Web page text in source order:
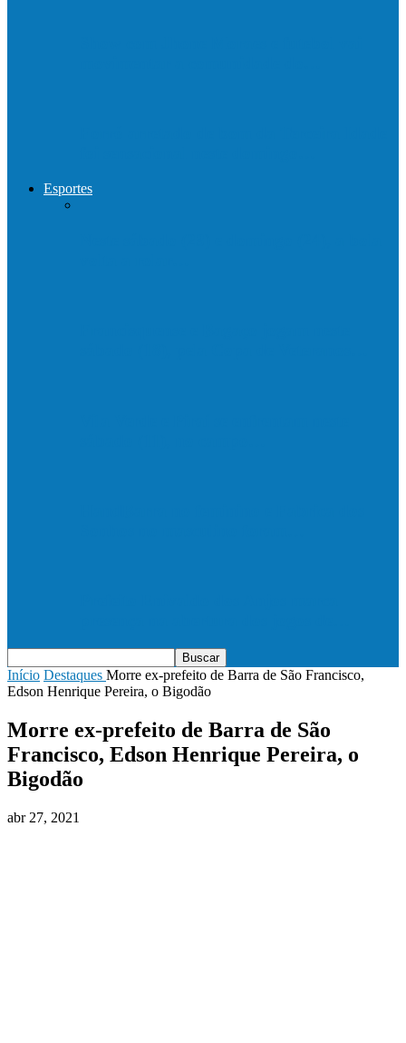
Esportes
Início Destaques Morre ex-prefeito de Barra de São Francisco,
Edson Henrique Pereira, o Bigodão
Morre ex-prefeito de Barra de São
Francisco, Edson Henrique Pereira, o
Bigodão
abr 27, 2021